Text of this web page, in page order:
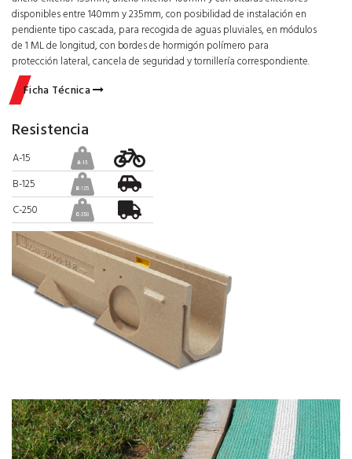
disponibles entre 140mm y 235mm, con posibilidad de instalación en
pendiente tipo cascada, para recogida de aguas pluviales, en módulos
de 1 ML de longitud, con bordes de hormigón polímero para
protección lateral, cancela de seguridad y tornillería correspondiente.
Ficha Técnica
Resistencia
A-15
B-125
C-250